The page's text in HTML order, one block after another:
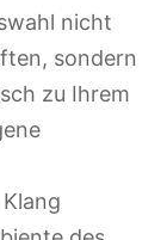
nicht
sondern
zu Ihrem